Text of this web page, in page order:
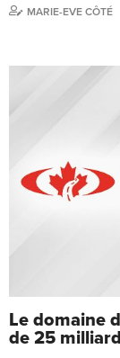
MARIE-EVE CÔTÉ
Le domaine
de 25